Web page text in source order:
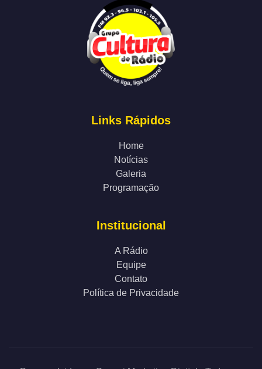
Links Rápidos
Home
Notícias
Galeria
Programação
Institucional
A Rádio
Equipe
Contato
Política de Privacidade